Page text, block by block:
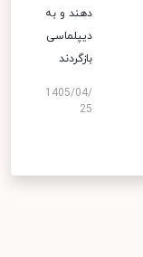
دهند و به
دیپلماسی
بازگردند
1405/04/
25